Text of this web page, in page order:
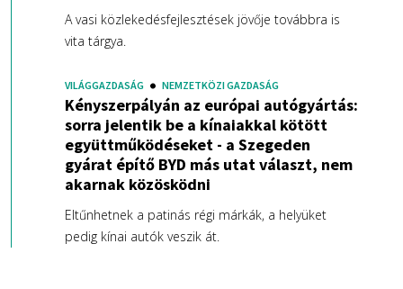
A vasi közlekedésfejlesztések jövője továbbra is
vita tárgya.
VILÁGGAZDASÁG NEMZETKÖZI GAZDASÁG
Kényszerpályán az európai autógyártás:
sorra jelentik be a kínaiakkal kötött
együttműködéseket - a Szegeden
gyárat építő BYD más utat választ, nem
akarnak közösködni
Eltűnhetnek a patinás régi márkák, a helyüket
pedig kínai autók veszik át.